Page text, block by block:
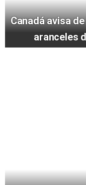
Canadá avisa
aranceles